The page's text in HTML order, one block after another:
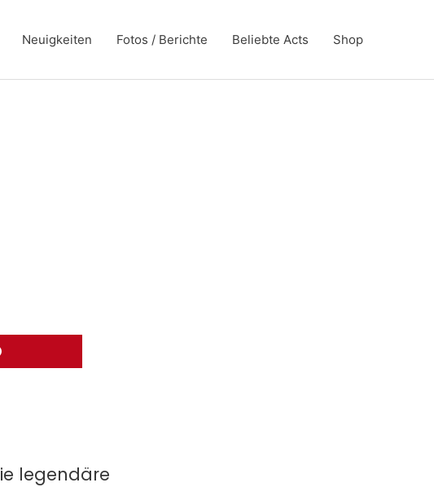
Neuigkeiten Fotos / Berichte Beliebte Acts Shop
legendäre